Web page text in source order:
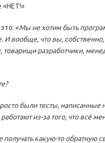
«НЕТ!»
«Мы не хотим быть
И вообще, что вы,
товарищи разработчики,
были тесты, написанные
из-за того, что всё
получать какую-то обратную